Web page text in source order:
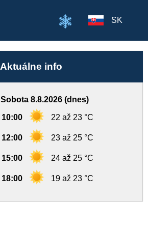
SK
Aktuálne info
Sobota 8.8.2026 (dnes)
10:00 22 až 23 °C
12:00 23 až 25 °C
15:00 24 až 25 °C
18:00 19 až 23 °C